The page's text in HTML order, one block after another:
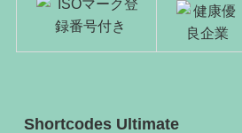
Shortcodes Ultimate